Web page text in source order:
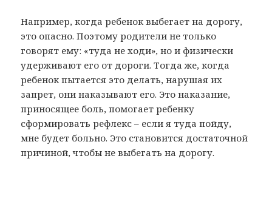
Например, когда ребенок выбегает на дорогу,
это опасно. Поэтому родители не только
говорят ему: «туда не ходи», но и физически
удерживают его от дороги. Тогда же, когда
ребенок пытается это делать, нарушая их
запрет, они наказывают его. Это наказание,
приносящее боль, помогает ребенку
сформировать рефлекс – если я туда пойду,
мне будет больно. Это становится достаточной
причиной, чтобы не выбегать на дорогу.